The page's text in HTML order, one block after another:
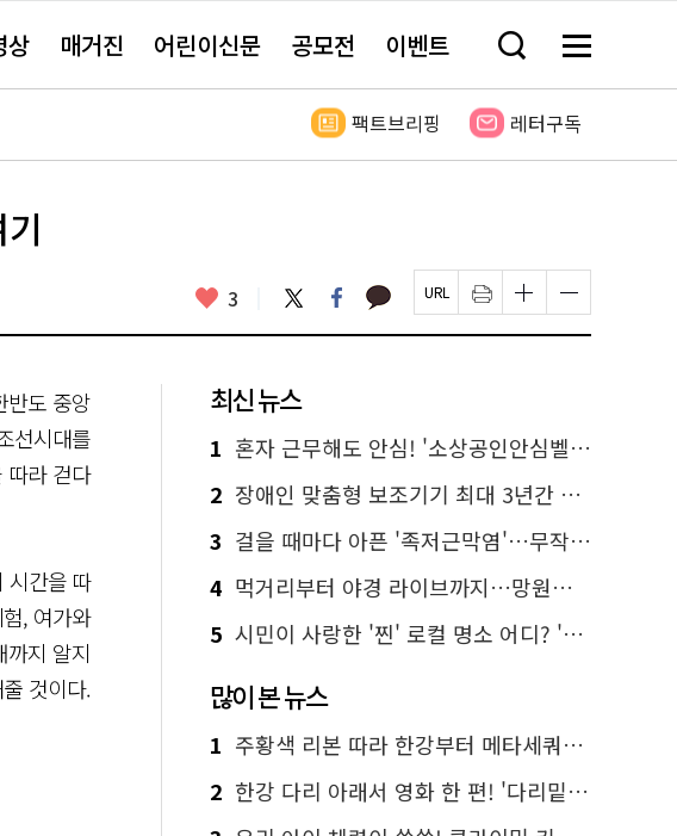
상 매거진 어린이신문 공모전 이벤트 검
창
기
메
전
보
팩트브리핑 레터구독
좋
요
3 트
위
터
페
이
스
카
카 페
이
지
인
쇄
하
글
자
크
하
기
글
자
크
하
기
반도 중앙
선시대를
따라 걷다
시간을 따
, 여가와
지 알지
것이다.
최신 뉴스
1 혼자 근무해도 안심! '소상공인안심벨' 신청하세요
2 장애인 맞춤형 보조기기 최대 3년간 무상 대여…삶의 질 높인다
3 걸을 때마다 아픈 '족저근막염'…무작정 참지 말고 '이것' 해보세요!
4 먹거리부터 야경 라이브까지…망원한강공원 알짜 코스
5 시민이 사랑한 '찐' 로컬 명소 어디? '서울에디션25' 추천 코스
많이 본 뉴스
1 주황색 리본 따라 한강부터 메타세쿼이아 숲길까지…서울둘레길 15코스
2 한강 다리 아래서 영화 한 편! '다리밑 영화관' 무료 상영